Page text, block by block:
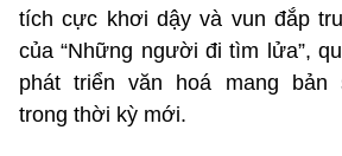
tích cực khơi dậy và vun đắp
của “Những người đi tìm lửa”,
phát triển văn hoá mang bản
trong thời kỳ mới.